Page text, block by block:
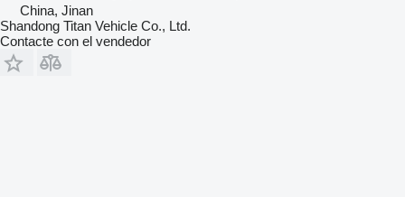
China, Jinan
Shandong Titan Vehicle Co., Ltd.
Contacte con el vendedor